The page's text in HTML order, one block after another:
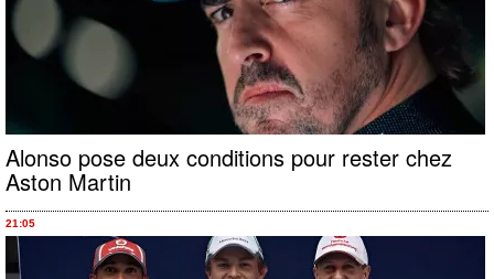
Alonso pose deux conditions pour rester chez
Aston Martin
21:05